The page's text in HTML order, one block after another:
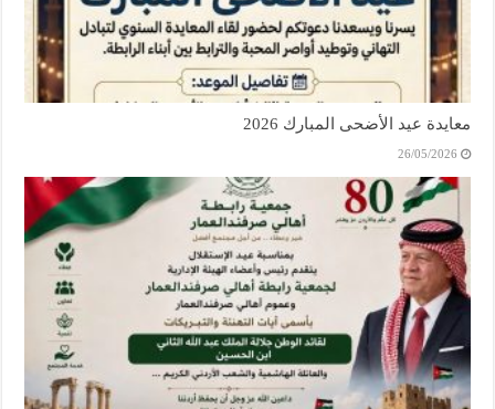
معايدة عيد الأضحى المبارك 2026
26/05/2026